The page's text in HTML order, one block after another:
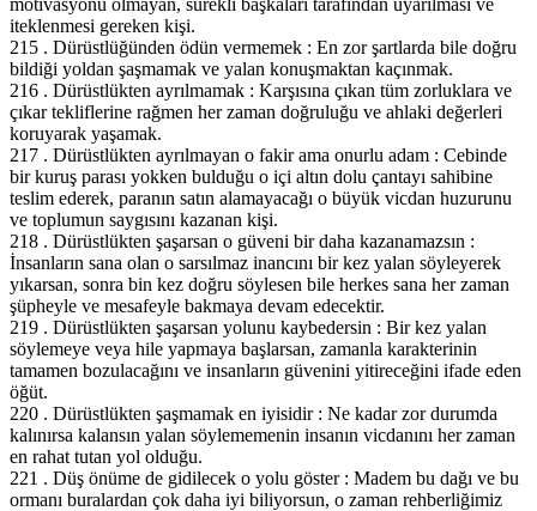
motivasyonu olmayan, sürekli başkaları tarafından uyarılması ve
iteklenmesi gereken kişi.
215 . Dürüstlüğünden ödün vermemek : En zor şartlarda bile doğru
bildiği yoldan şaşmamak ve yalan konuşmaktan kaçınmak.
216 . Dürüstlükten ayrılmamak : Karşısına çıkan tüm zorluklara ve
çıkar tekliflerine rağmen her zaman doğruluğu ve ahlaki değerleri
koruyarak yaşamak.
217 . Dürüstlükten ayrılmayan o fakir ama onurlu adam : Cebinde
bir kuruş parası yokken bulduğu o içi altın dolu çantayı sahibine
teslim ederek, paranın satın alamayacağı o büyük vicdan huzurunu
ve toplumun saygısını kazanan kişi.
218 . Dürüstlükten şaşarsan o güveni bir daha kazanamazsın :
İnsanların sana olan o sarsılmaz inancını bir kez yalan söyleyerek
yıkarsan, sonra bin kez doğru söylesen bile herkes sana her zaman
şüpheyle ve mesafeyle bakmaya devam edecektir.
219 . Dürüstlükten şaşarsan yolunu kaybedersin : Bir kez yalan
söylemeye veya hile yapmaya başlarsan, zamanla karakterinin
tamamen bozulacağını ve insanların güvenini yitireceğini ifade eden
öğüt.
220 . Dürüstlükten şaşmamak en iyisidir : Ne kadar zor durumda
kalınırsa kalansın yalan söylememenin insanın vicdanını her zaman
en rahat tutan yol olduğu.
221 . Düş önüme de gidilecek o yolu göster : Madem bu dağı ve bu
ormanı buralardan çok daha iyi biliyorsun, o zaman rehberliğimiz